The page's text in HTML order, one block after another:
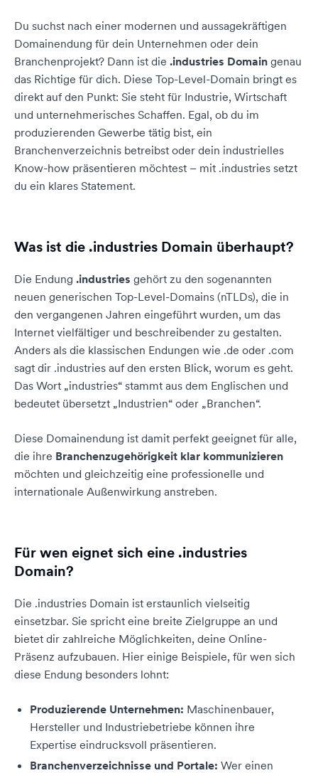
Du suchst nach einer modernen und aussagekräftigen
Domainendung für dein Unternehmen oder dein
Branchenprojekt? Dann ist die .industries Domain genau
das Richtige für dich. Diese Top-Level-Domain bringt es
direkt auf den Punkt: Sie steht für Industrie, Wirtschaft
und unternehmerisches Schaffen. Egal, ob du im
produzierenden Gewerbe tätig bist, ein
Branchenverzeichnis betreibst oder dein industrielles
Know-how präsentieren möchtest – mit .industries setzt
du ein klares Statement.
Was ist die .industries Domain überhaupt?
Die Endung .industries gehört zu den sogenannten
neuen generischen Top-Level-Domains (nTLDs), die in
den vergangenen Jahren eingeführt wurden, um das
Internet vielfältiger und beschreibender zu gestalten.
Anders als die klassischen Endungen wie .de oder .com
sagt dir .industries auf den ersten Blick, worum es geht.
Das Wort „industries“ stammt aus dem Englischen und
bedeutet übersetzt „Industrien“ oder „Branchen“.
Diese Domainendung ist damit perfekt geeignet für alle,
die ihre Branchenzugehörigkeit klar kommunizieren
möchten und gleichzeitig eine professionelle und
internationale Außenwirkung anstreben.
Für wen eignet sich eine .industries
Domain?
Die .industries Domain ist erstaunlich vielseitig
einsetzbar. Sie spricht eine breite Zielgruppe an und
bietet dir zahlreiche Möglichkeiten, deine Online-
Präsenz aufzubauen. Hier einige Beispiele, für wen sich
diese Endung besonders lohnt:
Produzierende Unternehmen: Maschinenbauer,
Hersteller und Industriebetriebe können ihre
Expertise eindrucksvoll präsentieren.
Branchenverzeichnisse und Portale: Wer einen